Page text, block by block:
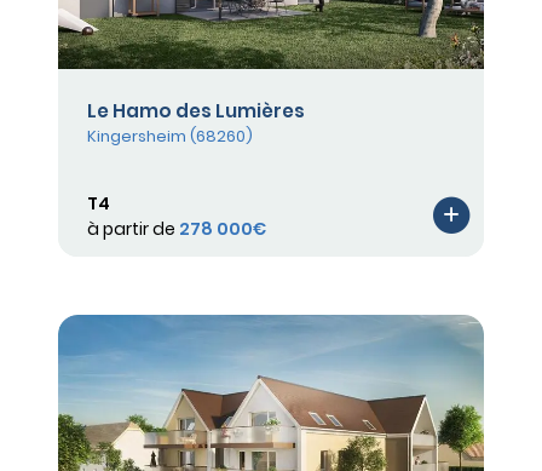
Le Hamo des Lumières
Kingersheim (68260)
T4
à partir de 278 000€